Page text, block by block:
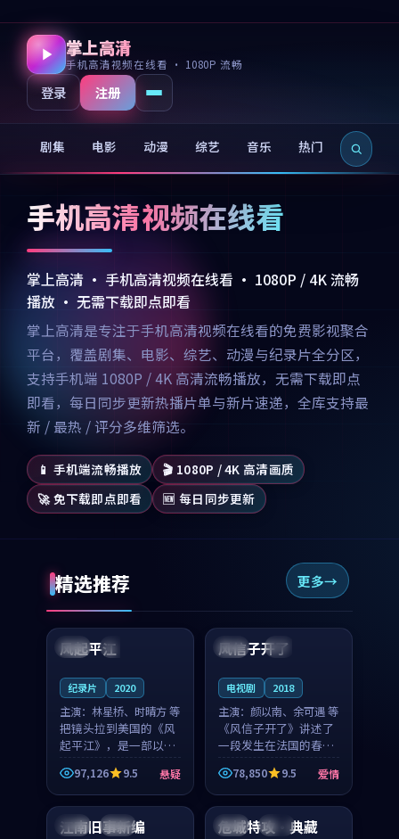
掌上高清
手机高清视频在线看 · 1080P 流畅
登录 注册
剧集 电影 动漫 综艺 音乐 热门 新片
手机高清视频在线看
掌上高清 · 手机高清视频在线看 · 1080P / 4K 流畅
播放 · 无需下载即点即看
掌上高清是专注于手机高清视频在线看的免费影视聚合
平台，覆盖剧集、电影、综艺、动漫与纪录片全分区，
支持手机端 1080P / 4K 高清流畅播放，无需下载即点
即看，每日同步更新热播片单与新片速递，全库支持最
新 / 最热 / 评分多维筛选。
📱 手机端流畅播放
🎬 1080P / 4K 高清画质
🚀 免下载即点即看
🆕 每日同步更新
精选推荐 更多
美国 完结
99:07
风起平江
纪录片 2020
主演： 林星桥、时晴方 等
把镜头拉到美国的《风
起平江》，是一部以时
光记忆为底色的悬疑作
品。林星桥和时晴方贡
献了2020年颇受关注的
合作演出，影片在情感
层次与现实质感之间
97,126 9.5 悬疑
法国 4K
99:21
风信子开了
电视剧 2018
主演： 颜以南、余可遇 等
《风信子开了》讲述了
一段发生在法国的春日
漫步故事。颜以南饰演
的主角与余可遇的角色
因一场意外卷入更深的
纠葛，爱情元素贯穿始
终，节奏稳健而富有张
78,850 9.5 爱情
日本 院线
江南旧事新编 中国 高分
危城特攻·典藏